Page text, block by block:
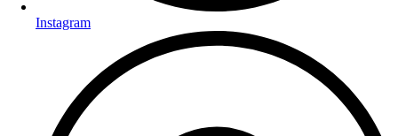
Instagram